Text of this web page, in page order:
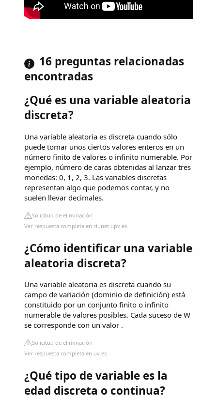
16 preguntas relacionadas
encontradas
¿Qué es una variable aleatoria
discreta?
Una variable aleatoria es discreta cuando sólo
puede tomar unos ciertos valores enteros en un
número finito de valores o infinito numerable. Por
ejemplo, número de caras obtenidas al lanzar tres
monedas: 0, 1, 2, 3. Las variables discretas
representan algo que podemos contar, y no
suelen llevar decimales.
Solicitud de eliminación
Ver respuesta completa en riunet.upv.es
¿Cómo identificar una variable
aleatoria discreta?
Una variable aleatoria es discreta cuando su
campo de variación (dominio de definición) está
constituido por un conjunto finito o infinito
numerable de valores posibles. Cada suceso de W
se corresponde con un valor .
Solicitud de eliminación
Ver respuesta completa en uv.es
¿Qué tipo de variable es la
edad discreta o continua?